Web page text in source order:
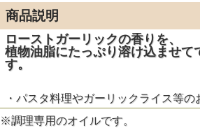
商品説明
ローストガーリックの香りを、
植物油脂にたっぷり溶け込ませて
す。
・パスタ料理やガーリックライス等の
※調理専用のオイルです。